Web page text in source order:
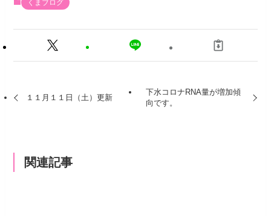
くまブログ
１１月１１日（土）更新
下水コロナRNA量が増加傾
向です。
関連記事